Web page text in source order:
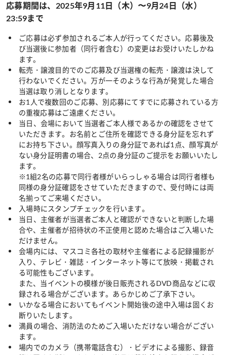
応募期間は、2025年9月11日（木）〜9月24日（水）
23:59まで
ご応募は必ず参加されるご本人が行ってください。応募後及
び当選後に参加者（同行者含む）の変更はお受けいたしかね
ます。
転売・譲渡目的でのご応募及び当選権の転売・譲渡は決して
行わないでください。万が一そのような行為が発覚した場合
当選は取り消しとなります。
お1人で複数回のご応募、別応募にてすでに応募されている方
の重複応募はご遠慮ください。
当日、会場において当選者ご本人様であるかの確認をさせて
いただきます。お名前とご住所を確認できる身分証を忘れず
にお持ち下さい。顔写真入りの身分証であれば1点、顔写真が
ない身分証明書の場合、2点の身分証のご提示をお願いいたし
ます。
※1組2名の応募で同行者様がいらっしゃる場合は同行者様も
同様の身分証確認をさせていただきますので、受付時には両
名揃ってご来場ください。
入場時にスタンプチェックを行います。
当日、主催者が当選者ご本人と確認ができないと判断した場
合や、主催者が招待状の不正使用と認めた場合はご入場いた
だけません。
会場内には、マスコミ各社の取材や主催者による記録撮影が
入り、テレビ・雑誌・インターネット等にて放映・掲載され
る可能性もございます。
また、当イベントの模様が後日販売されるDVD商品などに収
録される場合がございます。あらかじめご了承下さい。
いかなる場合においてもイベント開始後の途中入場は固くお
断りいたします。
満員の場合、消防法のためご入場いただけない場合がござい
ます。
場内でのカメラ（携帯電話含む）・ビデオによる撮影、録音